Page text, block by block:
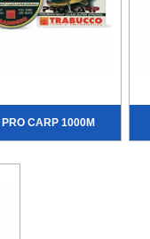
PRO CARP 1000М